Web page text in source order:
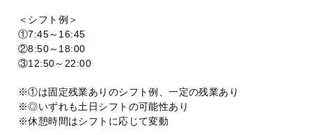
＜シフト例＞
①7:45～16:45
②8:50～18:00
③12:50～22:00
※①は固定残業ありのシフト例、一定の残業あり
※◎いずれも土日シフトの可能性あり
※休憩時間はシフトに応じて変動